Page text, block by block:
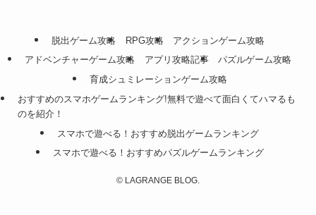
脱出ゲーム攻略 RPG攻略
アクションゲーム攻略
アドベンチャーゲーム攻略
アプリ攻略記事
パズルゲーム攻略
育成シュミレーションゲーム攻略
おすすめのスマホゲームランキング!無料で遊べて面白くてハマるも
のを紹介！
スマホで遊べる！おすすめ脱出ゲームランキング
スマホで遊べる！おすすめパズルゲームランキング
© LAGRANGE BLOG.